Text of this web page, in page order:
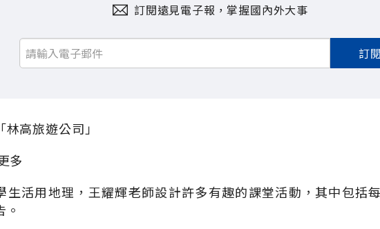
訂閱遠見電子報，掌握國內外大事
訂閱
高旅遊公司」
多
生活用地理，王耀輝老師設計許多有趣的課堂活動，其中包括